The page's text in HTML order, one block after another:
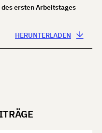
ersten Arbeitstages
HERUNTERLADEN